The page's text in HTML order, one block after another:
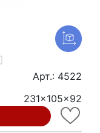
Арт.: 4522
231x105x92